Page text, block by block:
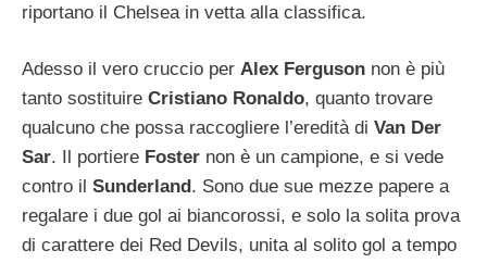
riportano il Chelsea in vetta alla classifica.
Adesso il vero cruccio per Alex Ferguson non è più
tanto sostituire Cristiano Ronaldo, quanto trovare
qualcuno che possa raccogliere l’eredità di Van Der
Sar. Il portiere Foster non è un campione, e si vede
contro il Sunderland. Sono due sue mezze papere a
regalare i due gol ai biancorossi, e solo la solita prova
di carattere dei Red Devils, unita al solito gol a tempo